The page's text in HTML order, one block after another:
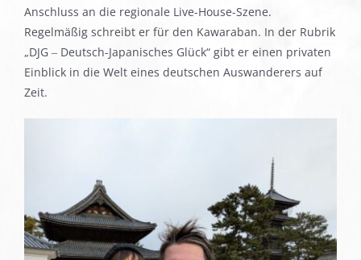
Anschluss an die regionale Live-House-Szene.
Regelmäßig schreibt er für den Kawaraban. In der Rubrik
„DJG ‒ Deutsch-Japanisches Glück“ gibt er einen privaten
Einblick in die Welt eines deutschen Auswanderers auf
Zeit.